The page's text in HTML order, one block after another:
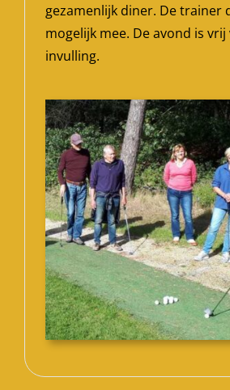
gezamenlijk diner. De trainer
mogelijk mee. De avond is
invulling.